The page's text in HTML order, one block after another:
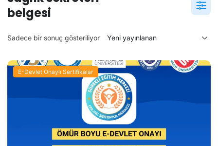
belgesi
Sadece bir sonuç gösteriliyor
E-Devlet Onaylı Sertifikalar